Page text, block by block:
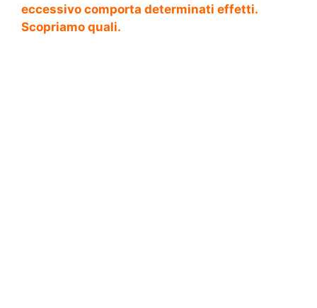
eccessivo comporta determinati effetti.
Scopriamo quali.